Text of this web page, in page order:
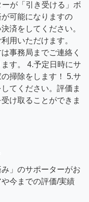
が「引き受ける」ボ
可能になりますの
済をしてください。
用いただけます。
事務局までご連絡く
す。 4.予定日時にサ
掃除をします！ 5.サ
てください。評価ま
け取ることができま
」のサポーターがお
今までの評価/実績